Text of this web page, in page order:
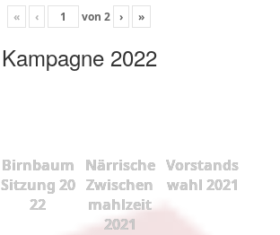
« ‹ von 2 › »
Kampagne 2022
Birnbaum
Sitzung 20
22
Närrische
Zwischen
mahlzeit
2021
Vorstands
wahl 2021